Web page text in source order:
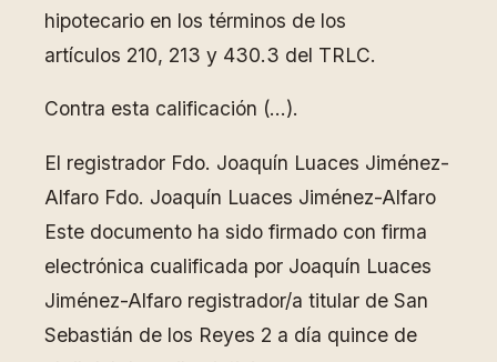
hipotecario en los términos de los
artículos 210, 213 y 430.3 del TRLC.
Contra esta calificación (…).
El registrador Fdo. Joaquín Luaces Jiménez-
Alfaro Fdo. Joaquín Luaces Jiménez-Alfaro
Este documento ha sido firmado con firma
electrónica cualificada por Joaquín Luaces
Jiménez-Alfaro registrador/a titular de San
Sebastián de los Reyes 2 a día quince de